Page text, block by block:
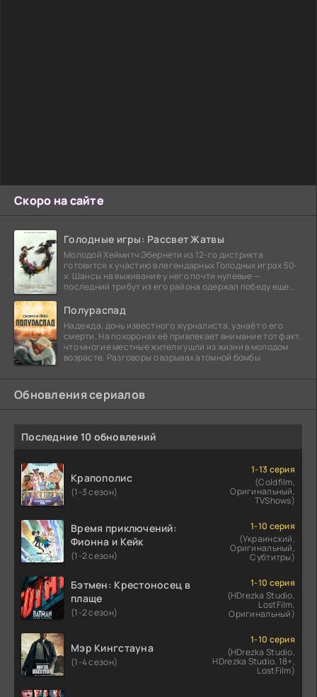
Скоро на сайте
Голодные игры: Рассвет Жатвы
Молодой Хеймитч Эбернети из 12-го дистрикта
готовится к участию в легендарных Голодных играх 50-
х. Шансы на выживание у него почти нулевые —
последний трибут из его района одержал победу еще
Полураспад
Надежда, дочь известного журналиста, узнаёт о его
смерти. На похоронах её привлекает внимание тот факт,
что многие местные жители ушли из жизни в молодом
возрасте. Разговоры о взрывах атомной бомбы
Обновления сериалов
Последние 10 обновлений
Крапополис
(1-3 сезон)
1-13 серия
(Coldfilm,
Оригинальный,
TVShows)
Время приключений:
Фионна и Кейк
(1-2 сезон)
1-10 серия
(Украинский,
Оригинальный,
Субтитры)
Бэтмен: Крестоносец в
плаще
(1-2 сезон)
1-10 серия
(HDrezka Studio,
LostFilm,
Оригинальный)
Мэр Кингстауна
(1-4 сезон)
1-10 серия
(HDrezka Studio,
HDrezka Studio. 18+,
LostFilm)